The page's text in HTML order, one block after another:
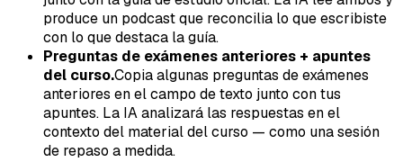
produce un podcast que reconcilia lo que escribiste
con lo que destaca la guía.
Preguntas de exámenes anteriores + apuntes
del curso.Copia algunas preguntas de exámenes
anteriores en el campo de texto junto con tus
apuntes. La IA analizará las respuestas en el
contexto del material del curso — como una sesión
de repaso a medida.